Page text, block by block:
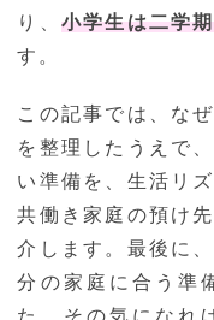
り、 小学生は二学
す。
この記事では、な
を整理したうえで
い準備を、生活リ
共働き家庭の預け
介します。最後に
分の家庭に合う準
た。その気になれ